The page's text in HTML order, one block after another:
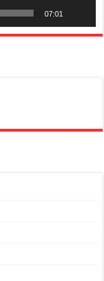
07:01